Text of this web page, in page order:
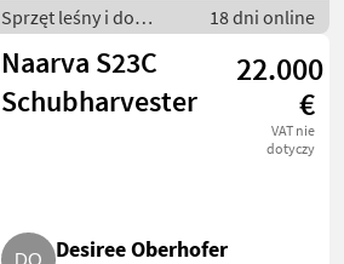
Sprzęt leśny i do
obróbki drewna / Inny
sprzęt leśny i do
obróbki drewna
18 dni online
Naarva S23C
Schubharvester
22.000
€
VAT nie
dotyczy
Desiree Oberhofer